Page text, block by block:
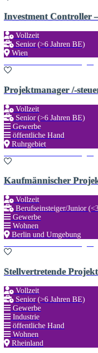
Investment Controller
Vollzeit
Senior (>6 Jahren BE)
Wien
Projektmanager /-
Vollzeit
Senior (>6 Jahren BE)
Gewerbe
öffentliche Hand
Ruhrgebiet
Kaufmännischer
Vollzeit
Berufseinsteiger/Junior
Gewerbe
Wohnen
Berlin und Umgebung
Stellvertretende
Vollzeit
Senior (>6 Jahren BE)
Gewerbe
Industrie
öffentliche Hand
Wohnen
Rheinland